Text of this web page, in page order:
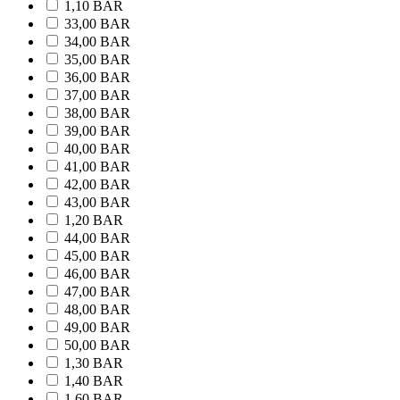
1,10 BAR
33,00 BAR
34,00 BAR
35,00 BAR
36,00 BAR
37,00 BAR
38,00 BAR
39,00 BAR
40,00 BAR
41,00 BAR
42,00 BAR
43,00 BAR
1,20 BAR
44,00 BAR
45,00 BAR
46,00 BAR
47,00 BAR
48,00 BAR
49,00 BAR
50,00 BAR
1,30 BAR
1,40 BAR